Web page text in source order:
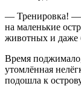
— Тренировка! —
на маленькие
животных и даже
Время поджимало,
утомлённая
подошла к